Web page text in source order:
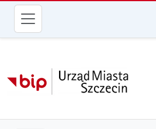
przejdź do głównego menu